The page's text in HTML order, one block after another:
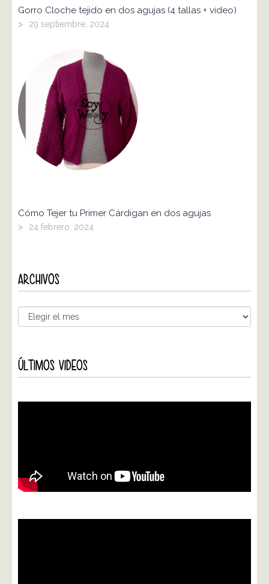
Gorro Cloche tejido en dos agujas (4 tallas + video)
> 29 septiembre, 2024
Cómo Tejer tu Primer Cárdigan en dos agujas
> 24 febrero, 2024
ARCHIVOS
ÚLTIMOS VIDEOS